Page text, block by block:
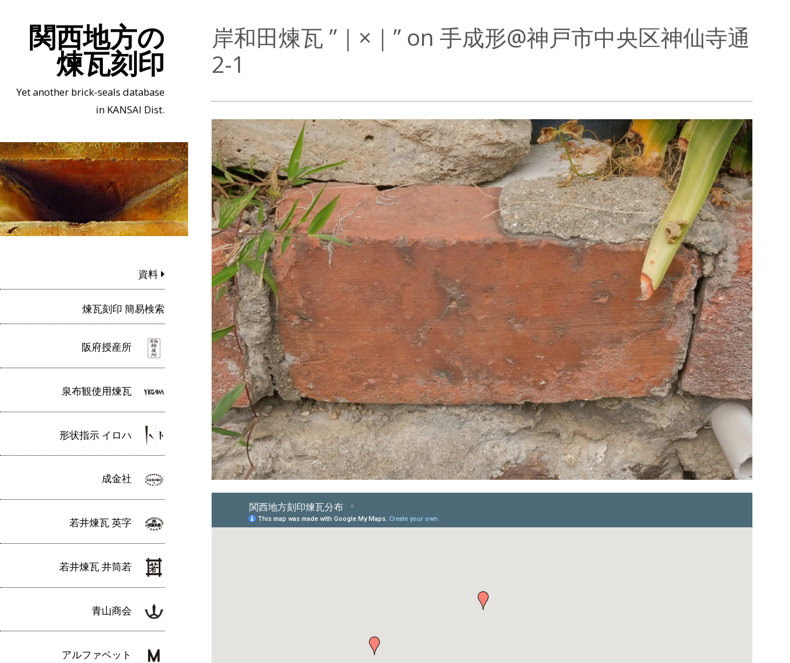
関西地方の
煉瓦刻印
Yet another brick-seals database
in KANSAI Dist.
資料
煉瓦刻印 簡易検索
阪府授産所
泉布観使用煉瓦
形状指示 イロハ
成金社
若井煉瓦 英字
若井煉瓦 井筒若
青山商会
アルファベット
岸和田煉瓦 ”｜×｜” on 手成形@神戸市中央区神仙寺通
2-1